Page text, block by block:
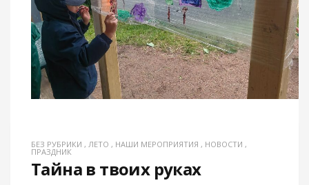
БЕЗ РУБРИКИ , ЛЕТО , НАШИ МЕРОПРИЯТИЯ , НОВОСТИ ,
ПРАЗДНИК
Тайна в твоих руках